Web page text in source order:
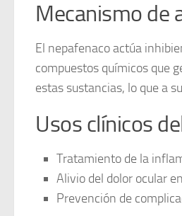
Mecanismo de
El nepafenacoactúa
compuestos químicos que
estas sustancias, lo que a
Usos clínicos
Tratamiento de la
Alivio del dolor ocular
Prevención de